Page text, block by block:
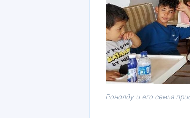
Роналду и его семья